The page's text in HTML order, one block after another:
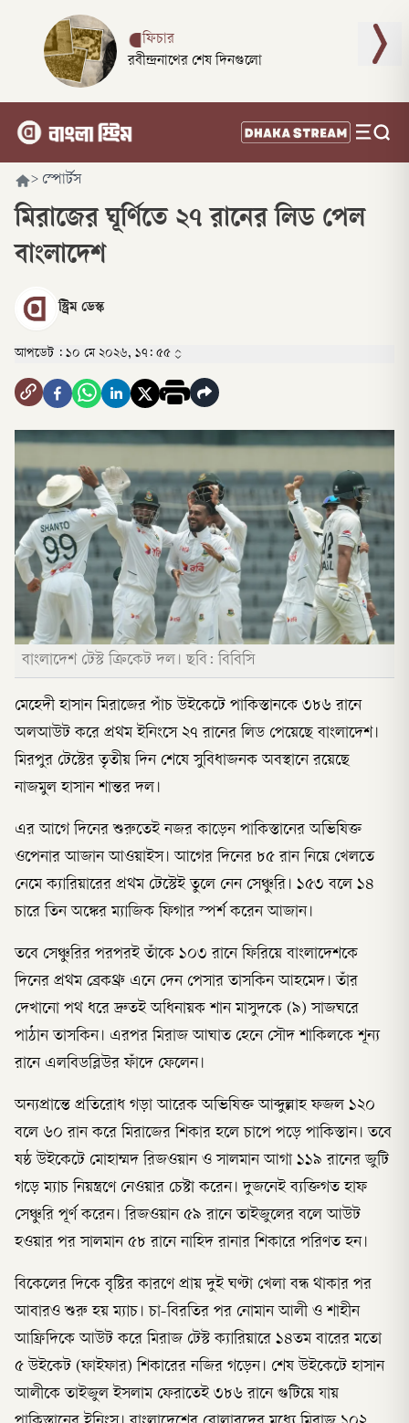
ফিচার
রবীন্দ্রনাথের শেষ দিনগুলো
> স্পোর্টস
মিরাজের ঘূর্ণিতে ২৭ রানের লিড পেল
বাংলাদেশ
স্ট্রিম ডেস্ক
আপডেট : ১০ মে ২০২৬, ১৭: ৫৫
বাংলাদেশ টেস্ট ক্রিকেট দল। ছবি: বিবিসি
মেহেদী হাসান মিরাজের পাঁচ উইকেটে পাকিস্তানকে ৩৮৬ রানে
অলআউট করে প্রথম ইনিংসে ২৭ রানের লিড পেয়েছে বাংলাদেশ।
মিরপুর টেস্টের তৃতীয় দিন শেষে সুবিধাজনক অবস্থানে রয়েছে
নাজমুল হাসান শান্তর দল।
এর আগে দিনের শুরুতেই নজর কাড়েন পাকিস্তানের অভিষিক্ত
ওপেনার আজান আওয়াইস। আগের দিনের ৮৫ রান নিয়ে খেলতে
নেমে ক্যারিয়ারের প্রথম টেস্টেই তুলে নেন সেঞ্চুরি। ১৫৩ বলে ১৪
চারে তিন অঙ্কের ম্যাজিক ফিগার স্পর্শ করেন আজান।
তবে সেঞ্চুরির পরপরই তাঁকে ১০৩ রানে ফিরিয়ে বাংলাদেশকে
দিনের প্রথম ব্রেকথ্রু এনে দেন পেসার তাসকিন আহমেদ। তাঁর
দেখানো পথ ধরে দ্রুতই অধিনায়ক শান মাসুদকে (৯) সাজঘরে
পাঠান তাসকিন। এরপর মিরাজ আঘাত হেনে সৌদ শাকিলকে শূন্য
রানে এলবিডব্লিউর ফাঁদে ফেলেন।
অন্যপ্রান্তে প্রতিরোধ গড়া আরেক অভিষিক্ত আব্দুল্লাহ ফজল ১২০
বলে ৬০ রান করে মিরাজের শিকার হলে চাপে পড়ে পাকিস্তান। তবে
ষষ্ঠ উইকেটে মোহাম্মদ রিজওয়ান ও সালমান আগা ১১৯ রানের জুটি
গড়ে ম্যাচ নিয়ন্ত্রণে নেওয়ার চেষ্টা করেন। দুজনেই ব্যক্তিগত হাফ
সেঞ্চুরি পূর্ণ করেন। রিজওয়ান ৫৯ রানে তাইজুলের বলে আউট
হওয়ার পর সালমান ৫৮ রানে নাহিদ রানার শিকারে পরিণত হন।
বিকেলের দিকে বৃষ্টির কারণে প্রায় দুই ঘণ্টা খেলা বন্ধ থাকার পর
আবারও শুরু হয় ম্যাচ। চা-বিরতির পর নোমান আলী ও শাহীন
আফ্রিদিকে আউট করে মিরাজ টেস্ট ক্যারিয়ারে ১৪তম বারের মতো
৫ উইকেট (ফাইফার) শিকারের নজির গড়েন। শেষ উইকেটে হাসান
আলীকে তাইজুল ইসলাম ফেরাতেই ৩৮৬ রানে গুটিয়ে যায়